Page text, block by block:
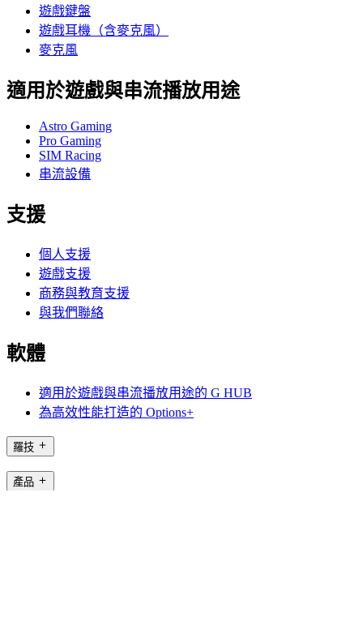
遊戲鍵盤
遊戲耳機（含麥克風）
麥克風
適用於遊戲與串流播放用途
Astro Gaming
Pro Gaming
SIM Racing
串流設備
支援
個人支援
遊戲支援
商務與教育支援
與我們聯絡
軟體
適用於遊戲與串流播放用途的 G HUB
為高效性能打造的 Options+
羅技
產品